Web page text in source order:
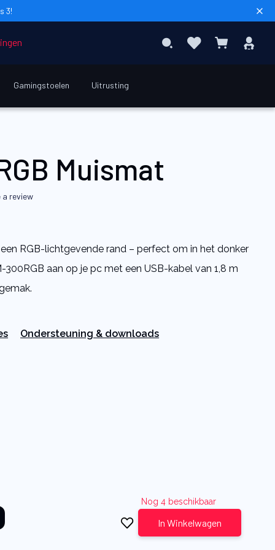
3!
Gamingstoelen Uitrusting
SearchFavorieten
€ 24,90 In Winkelwagen
Muismat
a review
RGB-lichtgevende rand – perfect om in het donker
300RGB aan op je pc met een USB-kabel van 1,8 m
Ondersteuning & downloads
Nog 4 beschikbaar
In Winkelwagen